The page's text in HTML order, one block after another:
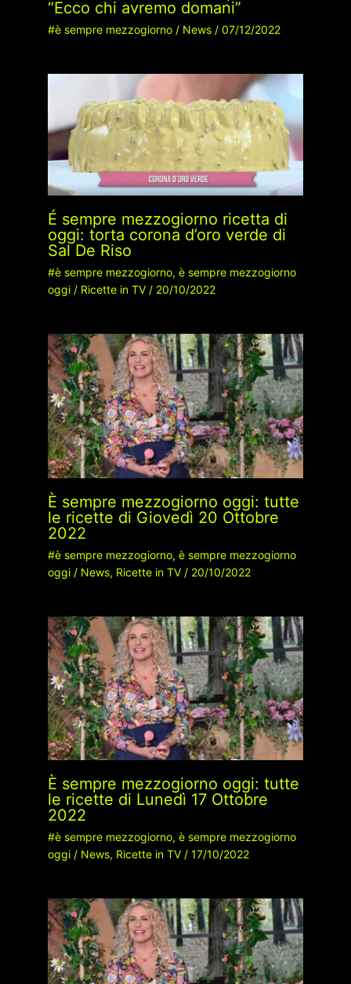
“Ecco chi avremo domani”
#è sempre mezzogiorno/ News/ 07/12/2022
É sempre mezzogiorno ricetta di
oggi: torta corona d’oro verde di
Sal De Riso
#è sempre mezzogiorno, è sempre mezzogiorno
oggi/ Ricette in TV/ 20/10/2022
È sempre mezzogiorno oggi: tutte
le ricette di Giovedì 20 Ottobre
2022
#è sempre mezzogiorno, è sempre mezzogiorno
oggi/ News, Ricette in TV/ 20/10/2022
È sempre mezzogiorno oggi: tutte
le ricette di Lunedì 17 Ottobre
2022
#è sempre mezzogiorno, è sempre mezzogiorno
oggi/ News, Ricette in TV/ 17/10/2022